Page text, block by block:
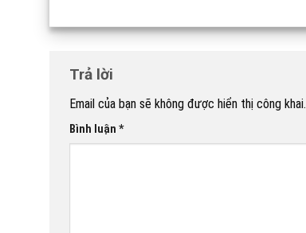
Trả lời
Email của bạn sẽ không được hiển thị công khai.
Bình luận *